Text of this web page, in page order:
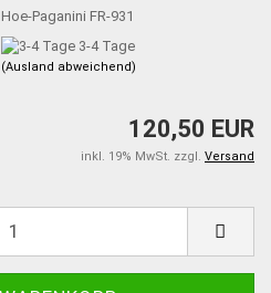
Hoe-Paganini FR-931
3-4 Tage
(Ausland abweichend)
120,50 EUR
inkl. 19% MwSt. zzgl. Versand